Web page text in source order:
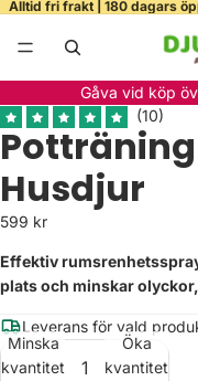
Alltid fri frakt | 180 dagars
Gåva vid köp
Husdjur
599 kr
Effektiv
plats och minskar
Leverans för vald
Minska
kvantitet
Öka
kvantitet